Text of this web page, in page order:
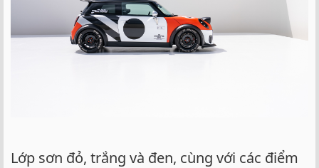
Lớp sơn đỏ, trắng và đen, cùng với các điểm